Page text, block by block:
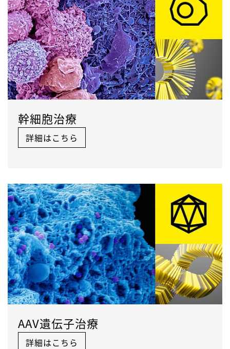
幹細胞治療
詳細はこちら
AAV遺伝子治療
詳細はこちら